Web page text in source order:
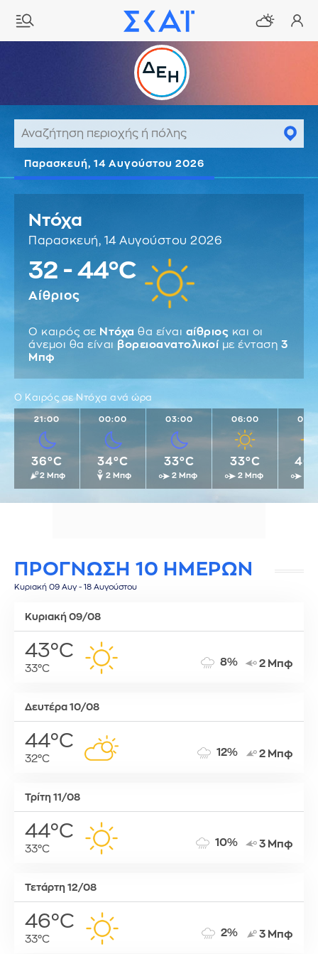
Παρασκευή, 14 Αυγούστου 2026
Ντόχα
Παρασκευή, 14 Αυγούστου 2026
32 - 44°C
Αίθριος
Ο καιρός σε Ντόχα θα είναι αίθριος και οι
άνεμοι θα είναι βορειοανατολικοί με ένταση 3
Μπφ
Ο Καιρός σε Ντόχα ανά ώρα
21:00
36°C
2 Μπφ
00:00
34°C
2 Μπφ
03:00
33°C
2 Μπφ
06:00
33°C
2 Μπφ
ΠΡΟΓΝΩΣΗ 10 ΗΜΕΡΩΝ
Κυριακή 09 Αυγ - 18 Αυγούστου
Κυριακή 09/08
43°C
33°C
8% 2 Μπφ
Δευτέρα 10/08
44°C
32°C
12% 2 Μπφ
Τρίτη 11/08
44°C
33°C
10% 3 Μπφ
Τετάρτη 12/08
46°C
33°C
2% 3 Μπφ